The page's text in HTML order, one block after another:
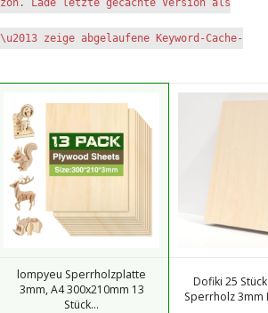
Lade letzte gecachte Version als
zeige abgelaufene Keyword-Cache-
lompyeu Sperrholzplatte
3mm, A4 300x210mm 13
Stück...
Dofiki 25
Sperrholz 3mm